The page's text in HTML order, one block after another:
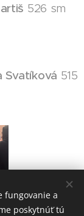
526 sm
Svatíková 515
fungovanie a
poskytnúť tú